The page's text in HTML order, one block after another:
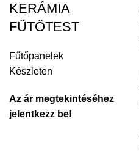
KERÁMIA
FŰTŐTEST
Fűtőpanelek
Készleten
Az ár megtekintéséhez
jelentkezz be!